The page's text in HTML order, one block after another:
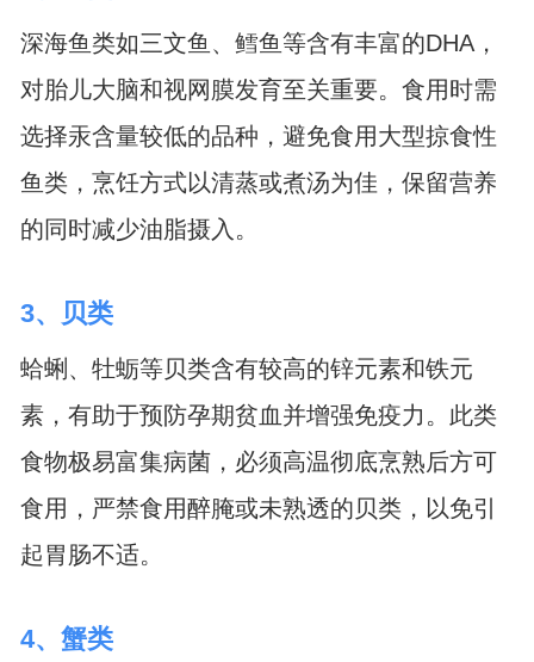
深海鱼类如三文鱼、鳕鱼等含有丰富的DHA，
对胎儿大脑和视网膜发育至关重要。食用时需
选择汞含量较低的品种，避免食用大型掠食性
鱼类，烹饪方式以清蒸或煮汤为佳，保留营养
的同时减少油脂摄入。
3、贝类
蛤蜊、牡蛎等贝类含有较高的锌元素和铁元
素，有助于预防孕期贫血并增强免疫力。此类
食物极易富集病菌，必须高温彻底烹熟后方可
食用，严禁食用醉腌或未熟透的贝类，以免引
起胃肠不适。
4、蟹类